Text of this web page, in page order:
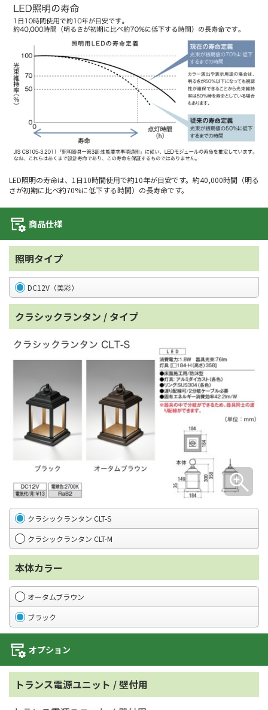
LED照明の寿命は、1日10時間使用で約10年が目安です。約40,000時間（明る
さが初期に比べ約70%に低下する時間）の長寿命です。
商品仕様
照明タイプ
DC12V（美彩）
クラシックランタン / タイプ
クラシックランタン CLT-S
クラシックランタン CLT-M
本体カラー
オータムブラウン
ブラック
オプション
トランス電源ユニット / 壁付用